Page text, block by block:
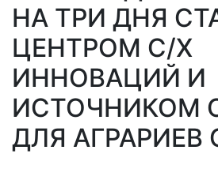
НА ТРИ ДНЯ
ЦЕНТРОМ С/Х
ИННОВАЦИЙ И
ИСТОЧНИКОМ
ДЛЯ АГРАРИЕВ